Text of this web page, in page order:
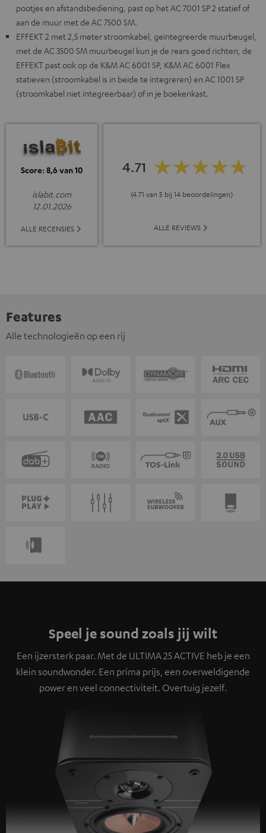
pootjes en afstandsbediening, past op het AC 7001 SP 2 statief of
aan de muur met de AC 7500 SM.
EFFEKT 2 met 2,5 meter stroomkabel, geïntegreerde muurbeugel,
met de AC 3500 SM muurbeugel kun je de rears goed richten, de
EFFEKT past ook op de K&M AC 6001 SP, K&M AC 6001 Flex
statieven (stroomkabel is in beide te integreren) en AC 1001 SP
(stroomkabel niet integreerbaar) of in je boekenkast.
Score: 8,6 van 10
islabit.com
12.01.2026
ALLE RECENSIES
4.71
(4.71 van 5 bij 14 beoordelingen)
ALLE REVIEWS
Features
Alle technologieën op een rij
Speel je sound zoals jij wilt
Een ijzersterk paar. Met de ULTIMA 25 ACTIVE heb je een
klein soundwonder. Een prima prijs, een overweldigende
power en veel connectiviteit. Overtuig jezelf.